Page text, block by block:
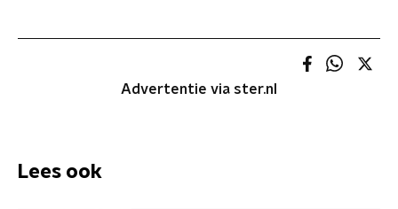
Advertentie via ster.nl
Lees ook